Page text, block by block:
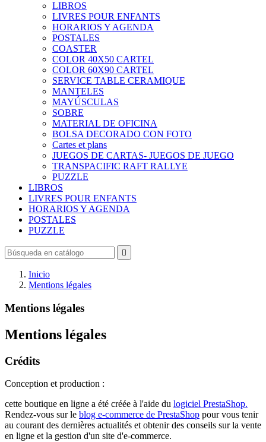
LIBROS
LIVRES POUR ENFANTS
HORARIOS Y AGENDA
POSTALES
COASTER
COLOR 40X50 CARTEL
COLOR 60X90 CARTEL
SERVICE TABLE CERAMIQUE
MANTELES
MAYÚSCULAS
SOBRE
MATERIAL DE OFICINA
BOLSA DECORADO CON FOTO
Cartes et plans
JUEGOS DE CARTAS- JUEGOS DE JUEGO
TRANSPACIFIC RAFT RALLYE
PUZZLE
LIBROS
LIVRES POUR ENFANTS
HORARIOS Y AGENDA
POSTALES
PUZZLE

Inicio
Mentions légales
Mentions légales
Mentions légales
Crédits
Conception et production :
cette boutique en ligne a été créée à l'aide du logiciel PrestaShop.
Rendez-vous sur le blog e-commerce de PrestaShop pour vous tenir
au courant des dernières actualités et obtenir des conseils sur la vente
en ligne et la gestion d'un site d'e-commerce.